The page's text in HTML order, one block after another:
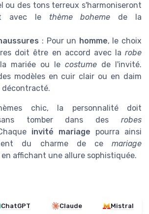
ou des tons terreux s'harmoniseront
avec le thème boheme de la
: Pour un homme, le choix
doit être en accord avec la robe
mariée ou le costume de l'invité.
modèles en cuir clair ou en daim
décontracté.
chic, la personnalité doit
sans tomber dans des robes
invité mariage pourra ainsi
du charme de ce mariage
affichant une allure sophistiquée.
ChatGPT Claude Mistral